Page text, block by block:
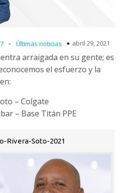
- Últimas noticias abril 29, 2021
arraigada en su gente; es
el esfuerzo y la
– Colgate
– Base Titán PPE
Rivera-Soto-2021